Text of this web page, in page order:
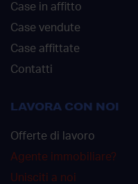
Case in affitto
Case vendute
Case affittate
Contatti
LAVORA CON NOI
Offerte di lavoro
Agente immobiliare?
Unisciti a noi